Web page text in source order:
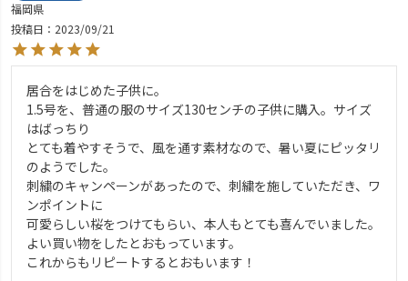
福岡県
投稿日
2023/09/21
居合をはじめた子供に。
1.5号を、普通の服のサイズ130センチの子供に購入。サイズ
はばっちり
とても着やすそうで、風を通す素材なので、暑い夏にピッタリ
のようでした。
刺繍のキャンペーンがあったので、刺繍を施していただき、ワ
ンポイントに
可愛らしい桜をつけてもらい、本人もとても喜んでいました。
よい買い物をしたとおもっています。
これからもリピートするとおもいます！